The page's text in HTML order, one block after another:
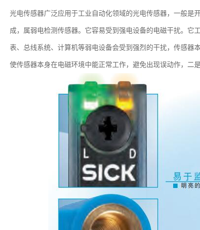
光电传感器广泛应用于工业自动化领域的光电传感器，一般是
成，属弱电检测传感器。它容易受到强电设备的电磁干扰。它
表、总线系统、计算机等弱电设备会受到强烈的干扰，传感
使传感器本身在电磁环境中能正常工作，避免出现误动作，二